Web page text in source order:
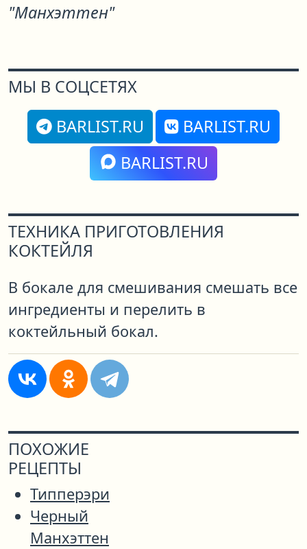
"Манхэттен"
МЫ В СОЦСЕТЯХ
BARLIST.RU
BARLIST.RU
BARLIST.RU
ТЕХНИКА ПРИГОТОВЛЕНИЯ
КОКТЕЙЛЯ
В бокале для смешивания смешать все
ингредиенты и перелить в
коктейльный бокал.
ПОХОЖИЕ
РЕЦЕПТЫ
Типперэри
Черный
Манхэттен